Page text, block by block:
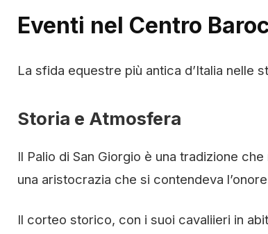
Eventi nel Centro
La sfida equestre più antica d’Italia nelle
Storia e Atmosfera
Il Palio di San Giorgio è una tradizione
una aristocrazia che si contendeva
Il corteo storico, con i suoi cavaliieri in